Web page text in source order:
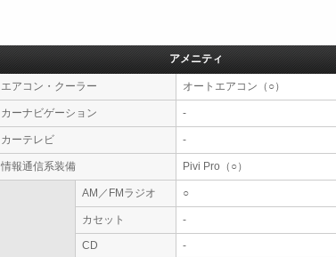
アメニティ
エアコン・クーラー オートエアコン（○）
カーナビゲーション -
カーテレビ -
情報通信系装備 Pivi Pro（○）
AM／FMラジオ ○
カセット -
CD
-